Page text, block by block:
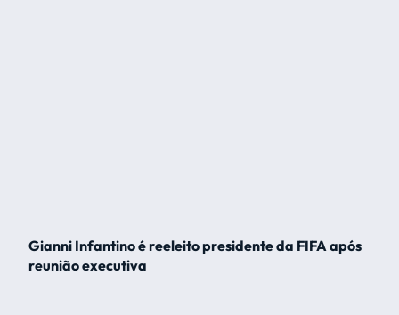
Gianni Infantino é reeleito presidente da FIFA após
reunião executiva